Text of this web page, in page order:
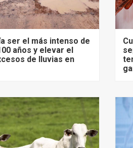
ser el más intenso de
años y elevar el
de lluvias en